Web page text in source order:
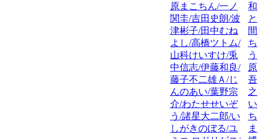
原まこちん/一ノ
関圭/吉田史朗/波
津彬子/田中むね
よし/高橋ツトム/
山科けいすけ/兎
中信志/伊藤和良/
藤子不二雄Ａ/じ
んのあい/葉野宗
介/わたせせいぞ
う/諸星大二郎/い
しがきのぼる/ユ
和
と
間
ち
う
原
吾/
之
い
ち
ま